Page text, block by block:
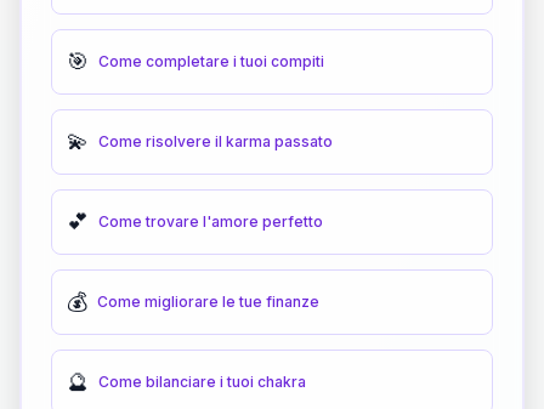
🎯 Come completare i tuoi compiti
💫 Come risolvere il karma passato
💕 Come trovare l'amore perfetto
💰 Come migliorare le tue finanze
🔮 Come bilanciare i tuoi chakra